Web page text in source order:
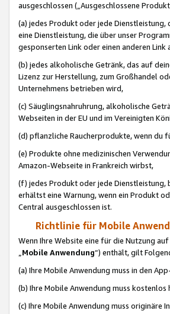
ausgeschlossen („Ausgeschlossene
(a) jedes Produkt oder jede
eine Dienstleistung, die über unser
gesponserten Link oder einen anderen
(b) jedes alkoholische Getränk, das auf
Lizenz zur Herstellung, zum Großhandel
Unternehmens betrieben wird,
(c) Säuglingsnahruhrung, alkoholische
Webseiten in der EU und im Vereinigten
(d) pflanzliche Raucherprodukte, wenn du
(e) Produkte ohne medizinischen
Amazon-Webseite in Frankreich wirbst,
(f) jedes Produkt oder jede Dienstleistung,
erhältst eine Warnung, wenn ein Produkt
Central ausgeschlossen ist.
Richtlinie für Mobile
Wenn Ihre Website eine für die Nutzung
„Mobile Anwendung“) enthält, gilt
(a) Ihre Mobile Anwendung muss in den
(b) Ihre Mobile Anwendung muss
(c) Ihre Mobile Anwendung muss originäre